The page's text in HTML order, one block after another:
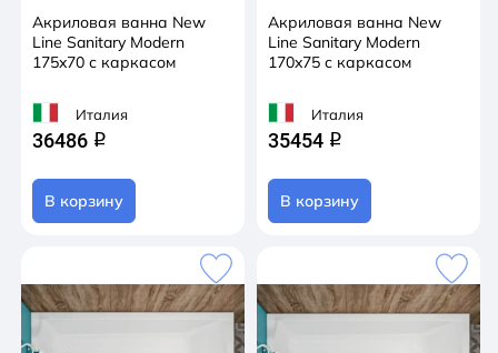
Акриловая ванна New
Line Sanitary Modern
175x70 с каркасом
Италия
36486 q
В корзину
Акриловая ванна New
Line Sanitary Modern
170x75 с каркасом
Италия
35454 q
В корзину